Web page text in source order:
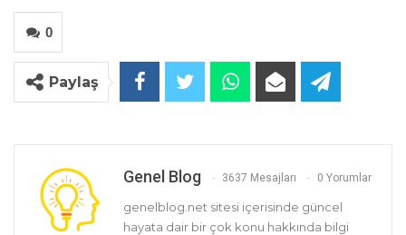
0
Paylaş
Genel Blog 3637 Mesajları 0 Yorumlar
genelblog.net sitesi içerisinde güncel
hayata dair bir çok konu hakkında bilgi